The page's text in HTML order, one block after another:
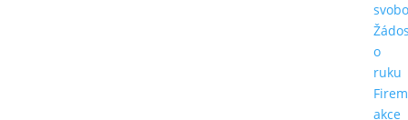
o
ruku
akce